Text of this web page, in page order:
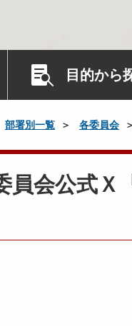
目的から
部署別一覧 各委員会
員会公式Ｘ